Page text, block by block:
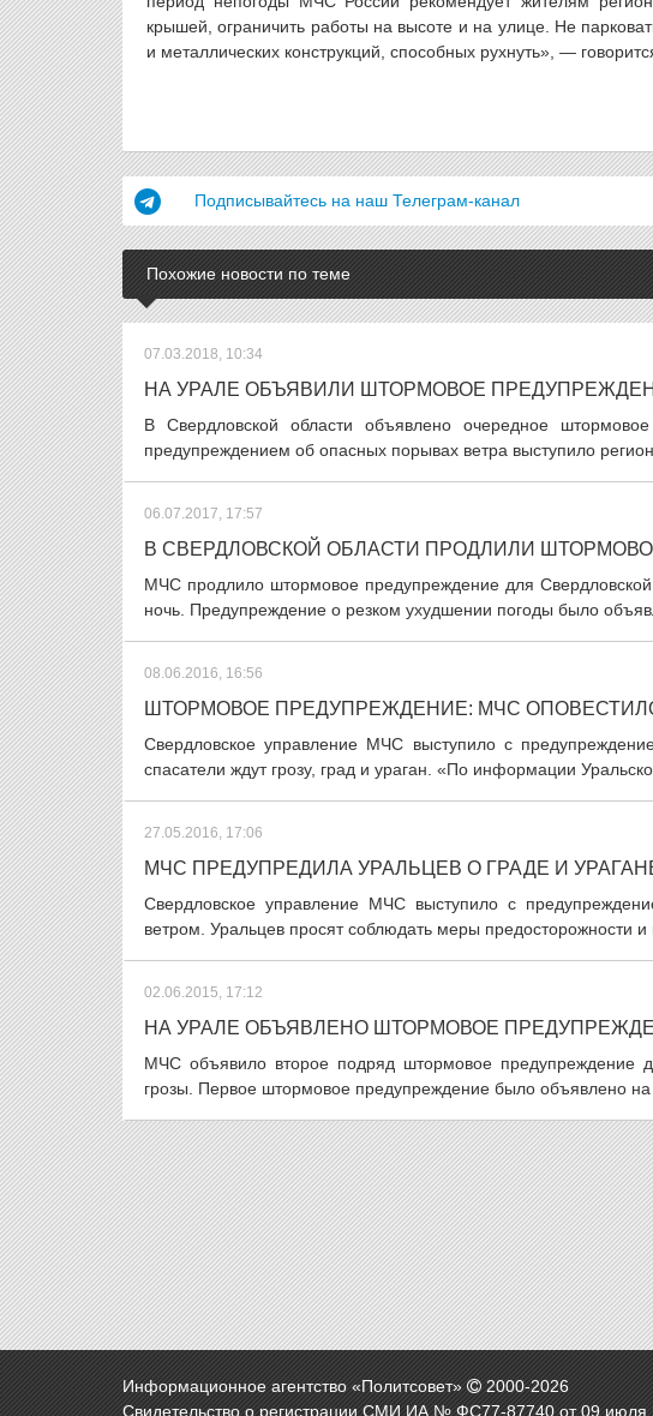
крышей, ограничить работы на высоте и на улице. Не
и металлических конструкций, способных рухнуть», —
Подписывайтесь на наш Телеграм-канал
Похожие новости по теме
07.03.2018, 10:34
НА УРАЛЕ ОБЪЯВИЛИ ШТОРМОВОЕ
В Свердловской области объявлено очередное
предупреждением об опасных порывах ветра выступило
06.07.2017, 17:57
В СВЕРДЛОВСКОЙ ОБЛАСТИ ПРОДЛИЛИ
МЧС продлило штормовое предупреждение для
ночь. Предупреждение о резком ухудшении погоды было
08.06.2016, 16:56
ШТОРМОВОЕ ПРЕДУПРЕЖДЕНИЕ: МЧС
Свердловское управление МЧС выступило с
спасатели ждут грозу, град и ураган. «По информации
27.05.2016, 17:06
МЧС ПРЕДУПРЕДИЛА УРАЛЬЦЕВ О ГРАДЕ И
Свердловское управление МЧС выступило с
ветром. Уральцев просят соблюдать меры предосторожности и
02.06.2015, 17:12
НА УРАЛЕ ОБЪЯВЛЕНО ШТОРМОВОЕ
МЧС объявило второе подряд штормовое предупреждение
грозы. Первое штормовое предупреждение было объявлено на
Информационное агентство «Политсовет» 2000-2026
Свидетельство о регистрации СМИ ИА № ФС77-87740 от 09 июля